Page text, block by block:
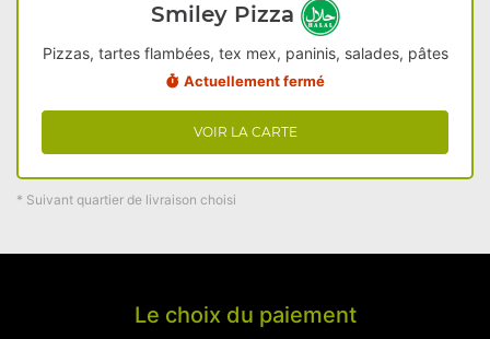
Smiley Pizza
Pizzas, tartes flambées, tex mex, paninis, salades, pâtes
Actuellement fermé
VOIR LA CARTE
* Suivant quartier de livraison choisi
Le choix du paiement